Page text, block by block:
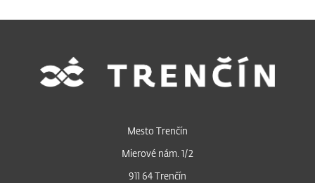
Mesto Trenčín
Mierové nám. 1/2
911 64 Trenčín